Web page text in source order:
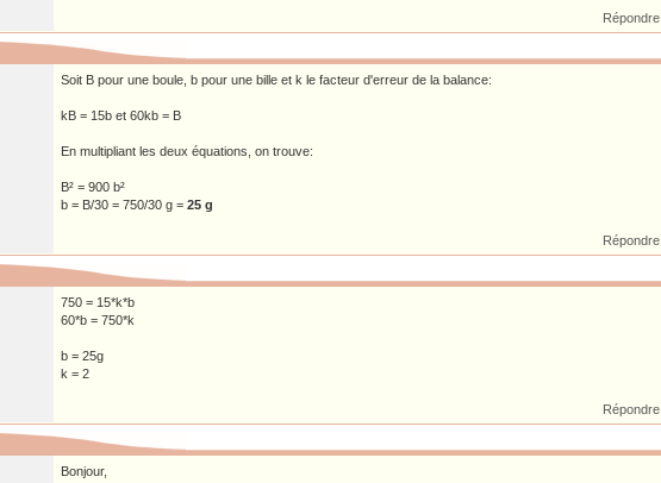
Répondre
Soit B pour une boule, b pour une bille et k le facteur d'erreur de la balance:
kB = 15b et 60kb = B
En multipliant les deux équations, on trouve:
B² = 900 b²
b = B/30 = 750/30 g = 25 g
Répondre
750 = 15*k*b
60*b = 750*k
b = 25g
k = 2
Répondre
Bonjour,